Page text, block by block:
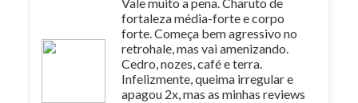
fortaleza média-forte e corpo
forte. Começa bem agressivo no
retrohale, mas vai amenizando.
Cedro, nozes, café e terra.
Infelizmente, queima irregular e
apagou 2x, mas as minhas reviews